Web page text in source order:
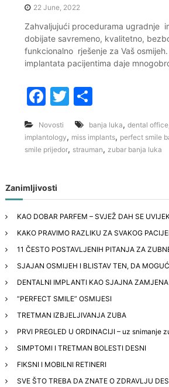
22 June, 2022
Zahvaljujući procedurama ugradnje
dobijate savremeno, kvalitetno,
funkcionalno rješenje za Vaš
implantata pacijentima daje
F
c
e
o
o
k
T
w
itt
er
S
ar
e
Novosti banja luka, dental office
implantology, miss implants, perfect smile
smile prijedor, strauman, zubar banja luka
Zanimljivosti
KAO DOBAR PARFEM – SVJEŽ DAH SE
KAKO PRAVIMO RAZLIKU ZA SVAKOG
11 ČESTO POSTAVLJENIH PITANJA ZA
SJAJAN OSMIJEH I BLISTAV TEN, DA
DENTALNI IMPLANTI KAO SJAJNA
“PERFECT SMILE” OSMIJESI
TRETMAN IZBJELJIVANJA ZUBA
PRVI PREGLED U ORDINACIJI – uz snimanje
SIMPTOMI I TRETMAN BOLESTI DESNI
FIKSNI I MOBILNI RETINERI
SVE ŠTO TREBA DA ZNATE O ZDRAVLJU